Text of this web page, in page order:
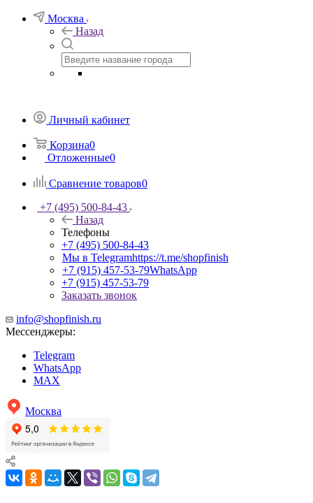
Москва
Назад
Личный кабинет
Корзина0
Отложенные0
Сравнение товаров0
+7 (495) 500-84-43
Назад
Телефоны
+7 (495) 500-84-43
Мы в Telegramhttps://t.me/shopfinish
+7 (915) 457-53-79WhatsApp
+7 (915) 457-53-79
Заказать звонок
info@shopfinish.ru
Мессенджеры:
Telegram
WhatsApp
MAX
Москва